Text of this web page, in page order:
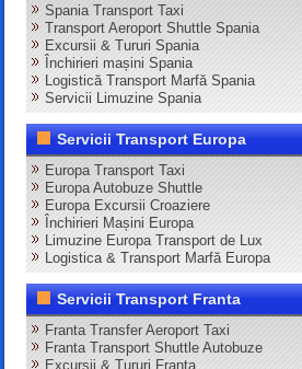
Spania Transport Taxi
Transport Aeroport Shuttle Spania
Excursii & Tururi Spania
Închirieri mașini Spania
Logistică Transport Marfă Spania
Servicii Limuzine Spania
Servicii Transport Europa
Europa Transport Taxi
Europa Autobuze Shuttle
Europa Excursii Croaziere
Închirieri Mașini Europa
Limuzine Europa Transport de Lux
Logistica & Transport Marfă Europa
Servicii Transport Franta
Franta Transfer Aeroport Taxi
Franta Transport Shuttle Autobuze
Excursii & Tururi Franta